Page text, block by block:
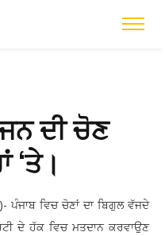
ਦੀ ਚੋਣ
‘ਤੇ।
ਪੰਜਾਬ ਵਿਚ ਚੋਣਾਂ ਦਾ ਬਿਗੁਲ ਵੱਜਦੇ
ਦੇ ਹੱਕ ਵਿਚ ਮਤਦਾਨ ਕਰਵਾਉਣ